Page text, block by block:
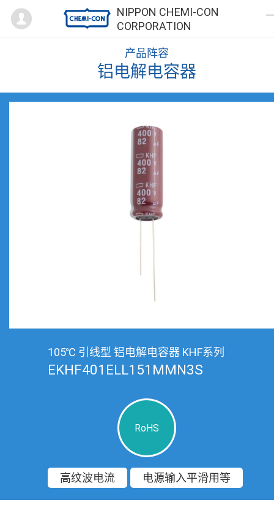
NIPPON CHEMI-CON
CORPORATION
Mypage
产品阵容
铝电解电容器
105℃ 引线型 铝电解电容器 KHF系列
EKHF401ELL151MMN3S
RoHS
高纹波电流 电源输入平滑用等